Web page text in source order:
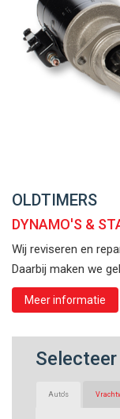
OLDTIMERS
DYNAMO'S &
Wij reviseren en
Daarbij maken we
Meer informatie
Auto's